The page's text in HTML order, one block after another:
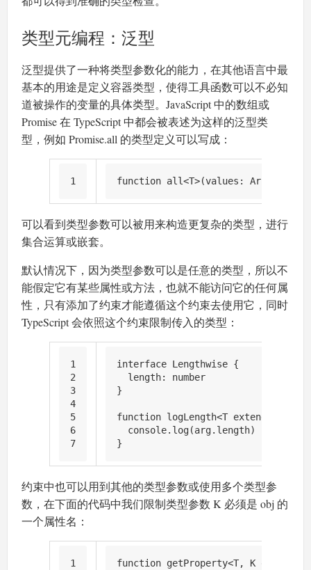
类型元编程：泛型
泛型提供了一种将类型参数化的能力，在其他语言中最
基本的用途是定义容器类型，使得工具函数可以不必知
道被操作的变量的具体类型。JavaScript 中的数组或
Promise 在 TypeScript 中都会被表述为这样的泛型类
型，例如 Promise.all 的类型定义可以写成：
1 function all<T>(values : Array
可以看到类型参数可以被用来构造更复杂的类型，进行
集合运算或嵌套。
默认情况下，因为类型参数可以是任意的类型，所以不
能假定它有某些属性或方法，也就不能访问它的任何属
性，只有添加了约束才能遵循这个约束去使用它，同时
TypeScript 会依照这个约束限制传入的类型：
1
2
3
4
5
6
7
interface Lengthwise {
length: number
}
function logLength<T extends
console. log(arg. length)
}
约束中也可以用到其他的类型参数或使用多个类型参
数，在下面的代码中我们限制类型参数 K 必须是 obj 的
一个属性名：
1
function getProperty<T, K